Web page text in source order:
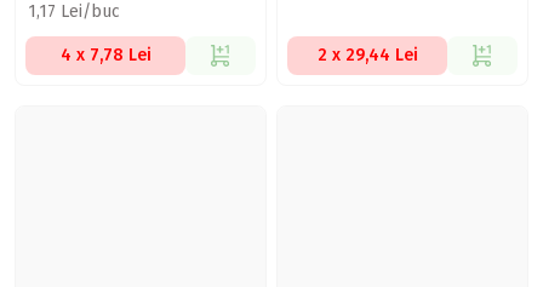
1,17 Lei/buc
4 x 7,78 Lei 2 x 29,44 Lei